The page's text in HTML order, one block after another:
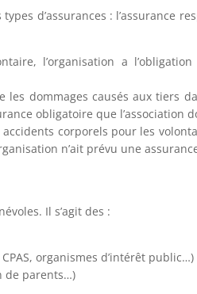
d’assurances : l’assurance
l’organisation a
les dommages causés aux tiers
obligatoire que l’association
corporels pour les
n’ait prévu une
Il s’agit des :
organismes d’intérêt public…)
de parents…)